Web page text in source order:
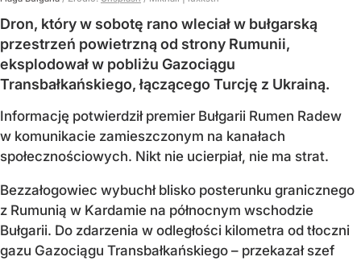
Dron, który w sobotę rano wleciał w bułgarską
przestrzeń powietrzną od strony Rumunii,
eksplodował w pobliżu Gazociągu
Transbałkańskiego, łączącego Turcję z Ukrainą.
Informację potwierdził premier Bułgarii Rumen Radew
w komunikacie zamieszczonym na kanałach
społecznościowych. Nikt nie ucierpiał, nie ma strat.
Bezzałogowiec wybuchł blisko posterunku granicznego
z Rumunią w Kardamie na północnym wschodzie
Bułgarii. Do zdarzenia w odległości kilometra od tłoczni
gazu Gazociągu Transbałkańskiego – przekazał szef